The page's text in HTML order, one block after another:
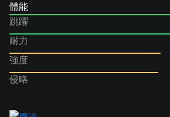
體能
跳躍
耐力
強度
侵略